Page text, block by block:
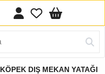
KÖPEK DIŞ MEKAN YATAĞI